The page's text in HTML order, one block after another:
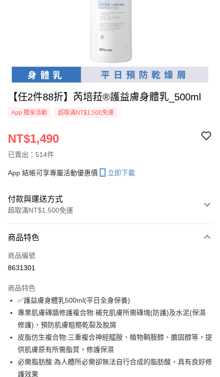
【任2件88折】芮培菈®護益膚身體乳_500ml
App 獨享活動 超取滿NT$1,500免運
NT$1,490
已賣出：514件
App 結帳可享專屬活動優惠價 立即下載
付款與運送方式
超取滿NT$1,500免運
信用卡一次付款
超商取貨付款
大哥付你分期
相關說明
【大哥付你分期使用說明】
1.本服務由台灣大哥大提供，台灣大哥大用戶可立即使用無須另外申請。
2.付款方式選擇「大哥付你分期」，訂單成立後會自動跳轉到大哥付的交易
流程，驗證手機門號後，選擇欲分期的期數、繳款截止日，確認付款後即完
3.實際核准額度、可分期數及費用金額請依後續交易確認頁面所載為準。
4.訂單成立30分鐘內，如未前往確認交易或遇審核未通過，訂單將自動取
ATM付款
貨到付款
運送方式
商品特色
商品編號
8631301
商品特色
✅護益膚身體乳500ml(平日全身保養)
專業肌膚磚牆修護複合物:補充肌膚所需磚塊(防護)及水泥(保濕
修護)，預防肌膚粗糙乾裂及脫屑
皮脂仿生複合物:三重複合神經醯胺、植物鞘胺醇、膽固醇等，提
供肌膚原有所需脂質，修護保濕
必需脂肪酸:為人體所必需卻無法自行合成的脂肪酸，具有良好修
護效果